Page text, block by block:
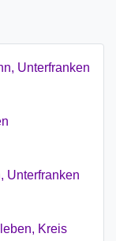
Unterfranken
Unterfranken
Kreis